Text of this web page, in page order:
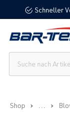
springenSchneller
Shop ...